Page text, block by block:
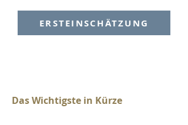
ERSTEINSCHÄTZUNG
Das Wichtigste in Kürze